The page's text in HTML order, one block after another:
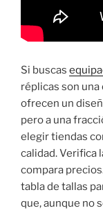
Si buscas
réplicas son
ofrecen un
pero a una
elegir tiendas
calidad. Verifica
compara
tabla de tallas
que, aunque no